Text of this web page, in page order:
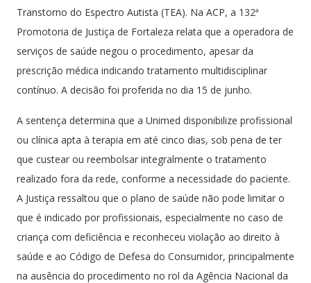
Transtorno do Espectro Autista (TEA). Na ACP, a 132ª
Promotoria de Justiça de Fortaleza relata que a operadora de
serviços de saúde negou o procedimento, apesar da
prescrição médica indicando tratamento multidisciplinar
contínuo. A decisão foi proferida no dia 15 de junho.
A sentença determina que a Unimed disponibilize profissional
ou clínica apta à terapia em até cinco dias, sob pena de ter
que custear ou reembolsar integralmente o tratamento
realizado fora da rede, conforme a necessidade do paciente.
A Justiça ressaltou que o plano de saúde não pode limitar o
que é indicado por profissionais, especialmente no caso de
criança com deficiência e reconheceu violação ao direito à
saúde e ao Código de Defesa do Consumidor, principalmente
na ausência do procedimento no rol da Agência Nacional da